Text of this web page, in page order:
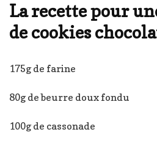
La recette pour
de cookies
175g de farine
80g de beurre doux fondu
100g de cassonade